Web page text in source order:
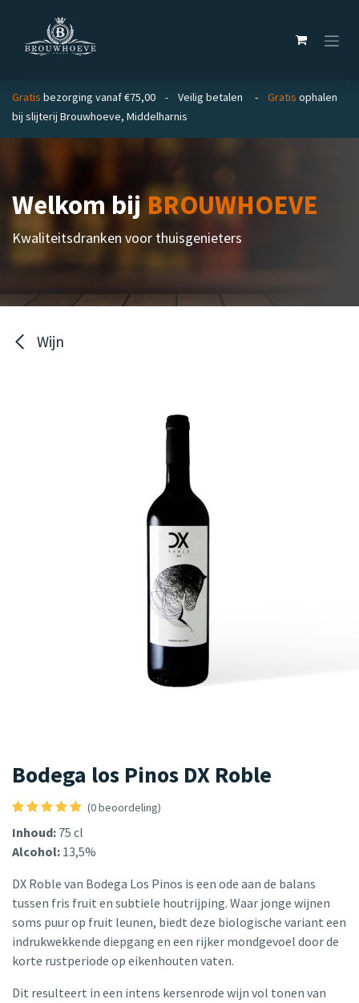
Gratis bezorging vanaf €75,00 - Veilig betalen - Gratis ophalen
bij slijterij Brouwhoeve, Middelharnis
Welkom bijBROUWHOEVE
Kwaliteitsdranken voor thuisgenieters
Wijn
Bodega los Pinos DX Roble
(0 beoordeling)
Inhoud: 75 cl
Alcohol: 13,5%
DX Roble van Bodega Los Pinos is een ode aan de balans
tussen fris fruit en subtiele houtrijping. Waar jonge wijnen
soms puur op fruit leunen, biedt deze biologische variant een
indrukwekkende diepgang en een rijker mondgevoel door de
korte rustperiode op eikenhouten vaten.
Dit resulteert in een intens kersenrode wijn vol tonen van